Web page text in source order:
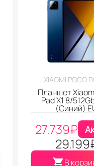
XIAOMI POCO
Планшет
Pad X1 8/
(Синий)
27.739₽
29.199
В